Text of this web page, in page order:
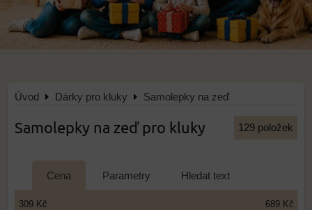
Úvod Dárky pro kluky Samolepky na zeď
Samolepky na zeď pro kluky 129 položek
Cena Parametry Hledat text
309 Kč 689 Kč